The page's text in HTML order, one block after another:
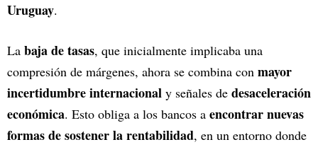
Uruguay.
La baja de tasas, que inicialmente implicaba una
compresión de márgenes, ahora se combina con mayor
incertidumbre internacional y señales de desaceleración
económica. Esto obliga a los bancos a encontrar nuevas
formas de sostener la rentabilidad, en un entorno donde